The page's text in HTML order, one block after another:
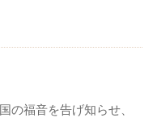
の福音を告げ知らせ、